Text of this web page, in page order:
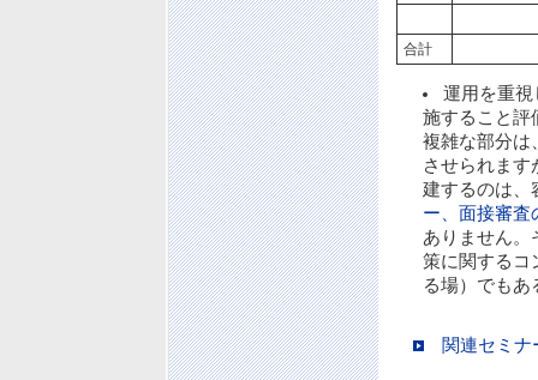
合計
運用を重
施すること評
複雑な部分は
させられま
建するのは、
ー、面接審査
ありません。
策に関するコ
る場）でもあ
関連セミナ